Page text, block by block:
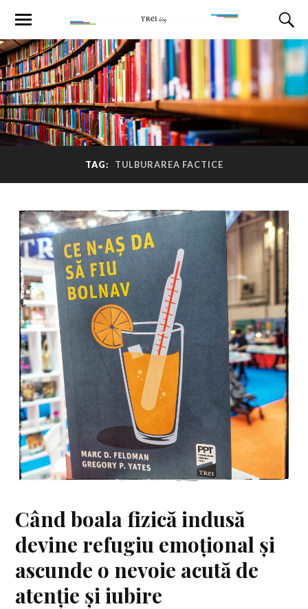
TAG: TULBURAREA FACTICE
Când boala fizică indusă
devine refugiu emoțional și
ascunde o nevoie acută de
atenție și iubire